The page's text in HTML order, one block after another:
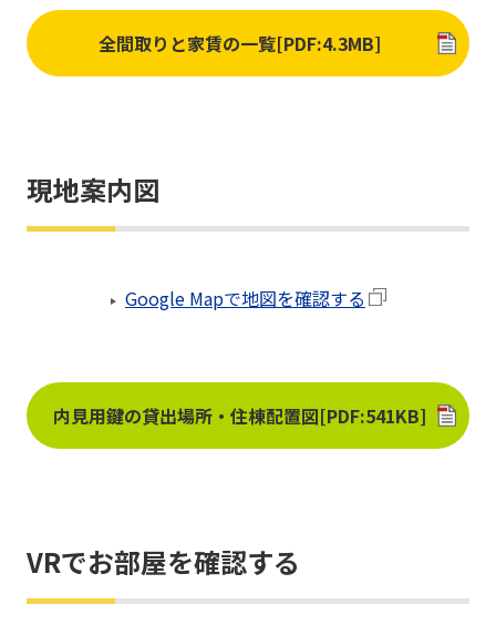
審査が必要です。
入居者専用ドッグガーデン、あずま
や、ペット相談室等、ペットに関する
50㎡以上の住戸（計78戸）について
「東京こどもすくすく住宅（アドバン
ストモデル）」、45㎡以上50㎡未満の
くすく住宅(セレクトモデル)」を取得
しています。
ドバンストモデル・セレクトモデル)の
認定を受けた住戸は「世田谷区子育て
支援マンション」の認証を取得してい
全間取りと家賃の一覧[PDF:4.3MB]
現地案内図
Google Mapで地図を確認する
内見用鍵の貸出場所・住棟配置図[PDF:541KB]PDF 新
VRでお部屋を確認する